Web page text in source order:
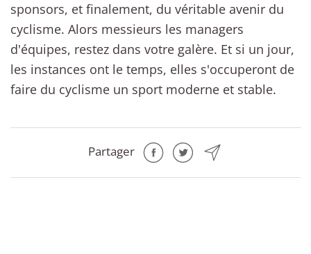
sponsors, et finalement, du véritable avenir du
cyclisme. Alors messieurs les managers
d'équipes, restez dans votre galère. Et si un jour,
les instances ont le temps, elles s'occuperont de
faire du cyclisme un sport moderne et stable.
Partager